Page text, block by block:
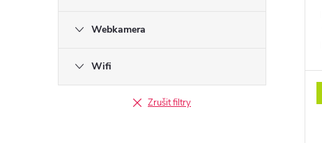
Webkamera
Wifi
Zrušit filtry